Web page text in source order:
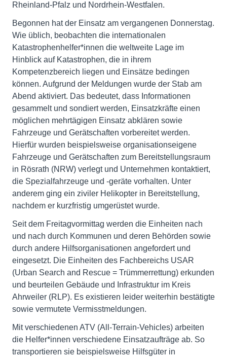
Rheinland-Pfalz und Nordrhein-Westfalen.
Begonnen hat der Einsatz am vergangenen Donnerstag.
Wie üblich, beobachten die internationalen
Katastrophenhelfer*innen die weltweite Lage im
Hinblick auf Katastrophen, die in ihrem
Kompetenzbereich liegen und Einsätze bedingen
können. Aufgrund der Meldungen wurde der Stab am
Abend aktiviert. Das bedeutet, dass Informationen
gesammelt und sondiert werden, Einsatzkräfte einen
möglichen mehrtägigen Einsatz abklären sowie
Fahrzeuge und Gerätschaften vorbereitet werden.
Hierfür wurden beispielsweise organisationseigene
Fahrzeuge und Gerätschaften zum Bereitstellungsraum
in Rösrath (NRW) verlegt und Unternehmen kontaktiert,
die Spezialfahrzeuge und -geräte vorhalten. Unter
anderem ging ein ziviler Helikopter in Bereitstellung,
nachdem er kurzfristig umgerüstet wurde.
Seit dem Freitagvormittag werden die Einheiten nach
und nach durch Kommunen und deren Behörden sowie
durch andere Hilfsorganisationen angefordert und
eingesetzt. Die Einheiten des Fachbereichs USAR
(Urban Search and Rescue = Trümmerrettung) erkunden
und beurteilen Gebäude und Infrastruktur im Kreis
Ahrweiler (RLP). Es existieren leider weiterhin bestätigte
sowie vermutete Vermisstmeldungen.
Mit verschiedenen ATV (All-Terrain-Vehicles) arbeiten
die Helfer*innen verschiedene Einsatzaufträge ab. So
transportieren sie beispielsweise Hilfsgüter in